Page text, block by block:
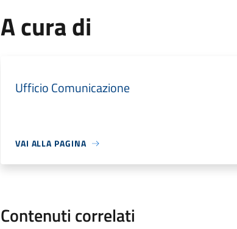
A cura di
Ufficio Comunicazione
VAI ALLA PAGINA
Contenuti correlati